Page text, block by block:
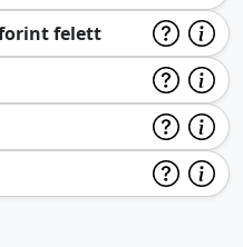
felett